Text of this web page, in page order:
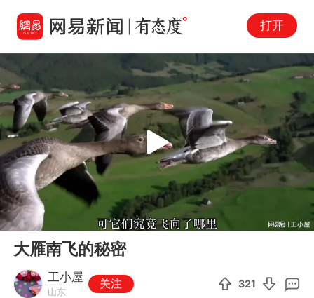
打开
00:00
Play
大雁南飞的秘密
工小屋
山东
关注 321